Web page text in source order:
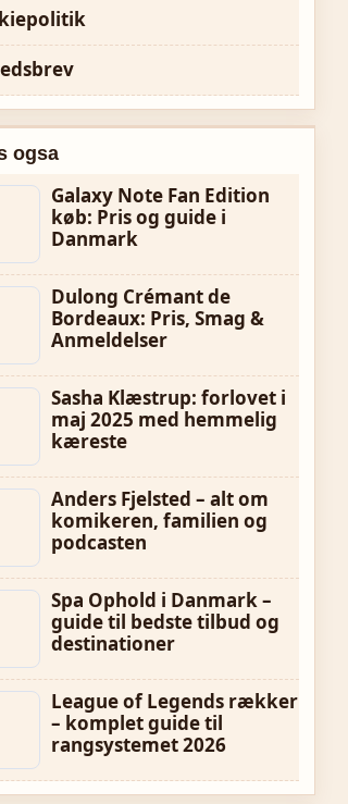
ogsa
Galaxy Note Fan Edition
køb: Pris og guide i
Danmark
Dulong Crémant de
Bordeaux: Pris, Smag &
Anmeldelser
Sasha Klæstrup: forlovet i
maj 2025 med hemmelig
kæreste
Anders Fjelsted – alt om
komikeren, familien og
podcasten
Spa Ophold i Danmark –
guide til bedste tilbud og
destinationer
League of Legends rækker
– komplet guide til
rangsystemet 2026